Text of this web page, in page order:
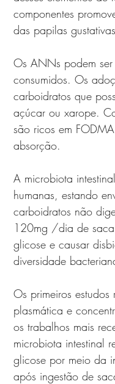
componentes
das papilas
Os ANNs podem
consumidos. Os
carboidratos que
açúcar ou xarope.
são ricos em
absorção.
A microbiota
humanas, estando
carboidratos não
120mg /dia de
glicose e causar
diversidade
Os primeiros
plasmática e
os trabalhos mais
microbiota intestinal
glicose por meio da
após ingestão de